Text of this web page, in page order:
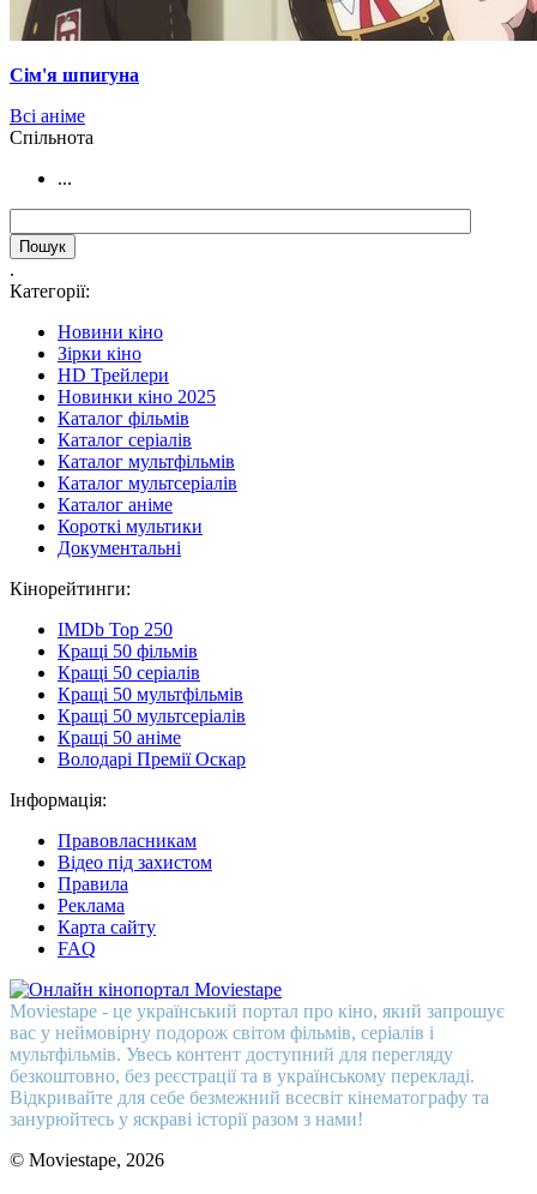
Сім'я шпигуна
Всі аніме
Cпільнота
...
.
Категорії:
Новини кіно
Зірки кіно
HD Трейлери
Новинки кіно 2025
Каталог фільмів
Каталог серіалів
Каталог мультфільмів
Каталог мультсеріалів
Каталог аніме
Короткі мультики
Документальні
Кінорейтинги:
IMDb Top 250
Кращі 50 фільмів
Кращі 50 серіалів
Кращі 50 мультфільмів
Кращі 50 мультсеріалів
Кращі 50 аніме
Володарі Премії Оскар
Інформація:
Правовласникам
Відео під захистом
Правила
Реклама
Карта сайту
FAQ
Moviestape - це український портал про кіно, який запрошує
вас у неймовірну подорож світом фільмів, серіалів і
мультфільмів. Увесь контент доступний для перегляду
безкоштовно, без реєстрації та в українському перекладі.
Відкривайте для себе безмежний всесвіт кінематографу та
занурюйтесь у яскраві історії разом з нами!
© Moviestape, 2026